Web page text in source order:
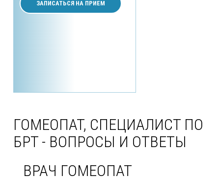
ЗАПИСАТЬСЯ НА ПРИЕМ
ГОМЕОПАТ, СПЕЦИАЛИСТ ПО
БРТ - ВОПРОСЫ И ОТВЕТЫ
ВРАЧ ГОМЕОПАТ